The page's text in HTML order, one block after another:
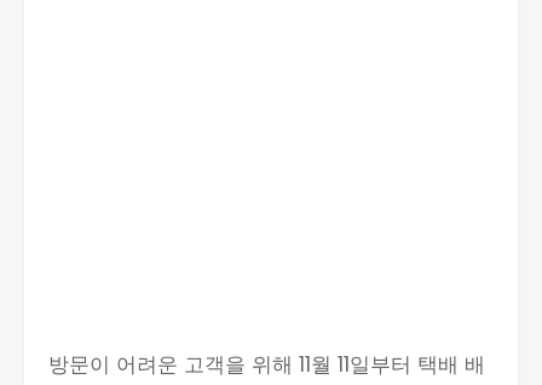
방문이 어려운 고객을 위해 11월 11일부터 택배 배